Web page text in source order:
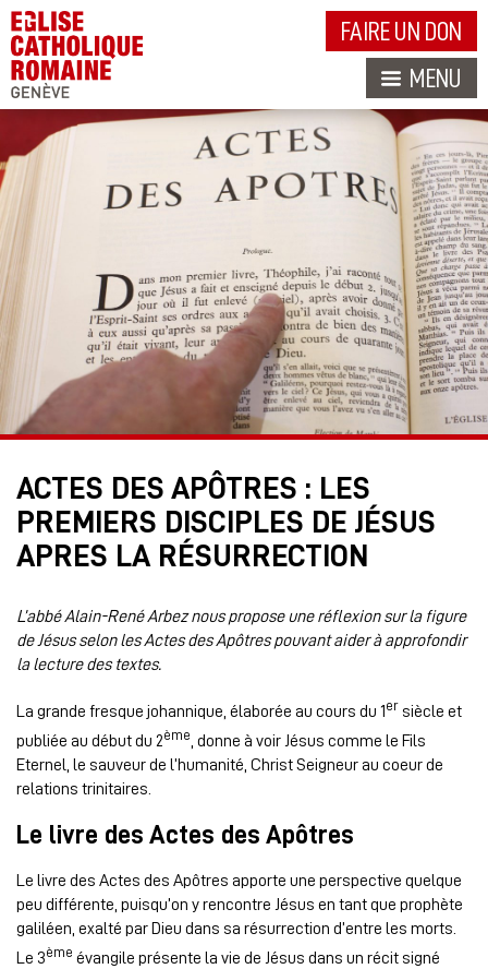
FAIRE UN DON
MENU
ACTES DES APÔTRES : LES
PREMIERS DISCIPLES DE JÉSUS
APRES LA RÉSURRECTION
L’abbé Alain-René Arbez nous propose une réflexion sur la figure
de Jésus selon les Actes des Apôtres pouvant aider à approfondir
la lecture des textes.
La grande fresque johannique, élaborée au cours du 1 er siècle et
publiée au début du 2ème , donne à voir Jésus comme le Fils
Eternel, le sauveur de l’humanité, Christ Seigneur au coeur de
relations trinitaires.
Le livre des Actes des Apôtres
Le livre des Actes des Apôtres apporte une perspective quelque
peu différente, puisqu’on y rencontre Jésus en tant que prophète
galiléen, exalté par Dieu dans sa résurrection d’entre les morts.
Le 3ème évangile présente la vie de Jésus dans un récit signé